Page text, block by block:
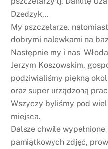
Dzedzyk…
My pszczelarze,
dobrymi nalewkami na
Następnie my i nasi
Jerzym Koszowskim,
podziwialiśmy piękną
oraz super urządzoną
Wszyczy byliśmy pod
miejsca.
Dalsze chwile
pamiątkowych zdjęć,